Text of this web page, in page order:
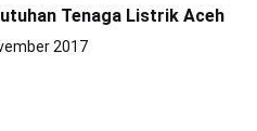
Tenaga Listrik Aceh
2017